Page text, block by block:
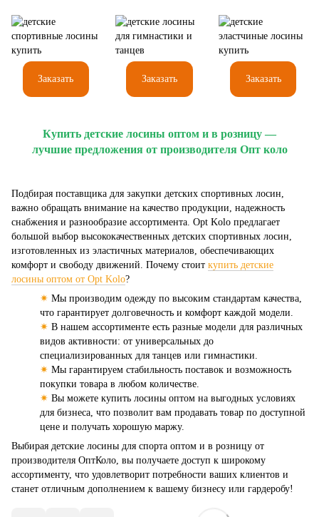
Заказать Заказать Заказать
Купить детские лосины оптом и в розницу —
лучшие предложения от производителя Опт коло
Подбирая поставщика для закупки детских спортивных лосин,
важно обращать внимание на качество продукции, надежность
снабжения и разнообразие ассортимента. Opt Kolo предлагает
большой выбор высококачественных детских спортивных лосин,
изготовленных из эластичных материалов, обеспечивающих
комфорт и свободу движений. Почему стоит купить детские
лосины оптом от Opt Kolo?
✷ Мы производим одежду по высоким стандартам качества,
что гарантирует долговечность и комфорт каждой модели.
✷ В нашем ассортименте есть разные модели для различных
видов активности: от универсальных до
специализированных для танцев или гимнастики.
✷ Мы гарантируем стабильность поставок и возможность
покупки товара в любом количестве.
✷ Вы можете купить лосины оптом на выгодных условиях
для бизнеса, что позволит вам продавать товар по доступной
цене и получать хорошую маржу.
Выбирая детские лосины для спорта оптом и в розницу от
производителя ОптКоло, вы получаете доступ к широкому
ассортименту, что удовлетворит потребности ваших клиентов и
станет отличным дополнением к вашему бизнесу или гардеробу!